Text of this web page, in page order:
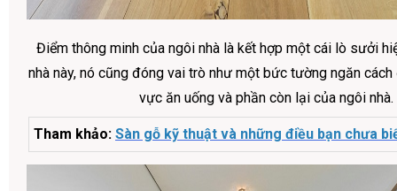
Điểm thông minh của ngôi nhà là kết hợp một cái lò sưởi
nhà này, nó cũng đóng vai trò như một bức tường ngăn
vực ăn uống và phần còn lại của ngôi nhà.
Tham khảo: Sàn gỗ kỹ thuật và những điều bạn chưa